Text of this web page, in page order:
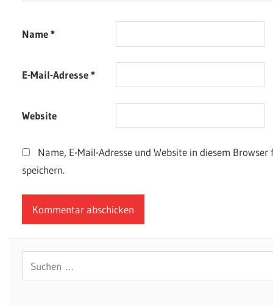
Name*
E-Mail-Adresse*
Website
Name, E-Mail-Adresse und Website in diesem
speichern.
nach: